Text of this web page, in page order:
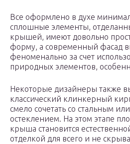
Все оформлено в духе
сплошные элементы,
крышей, имеют довольно
форму, а современный фасад
феноменально за счет
природных элементов,
Некоторые дизайнеры также
классический клинкерный
смело сочетать со стальным
остеклением. На этом этапе
крыша становится
отделкой для всего и не